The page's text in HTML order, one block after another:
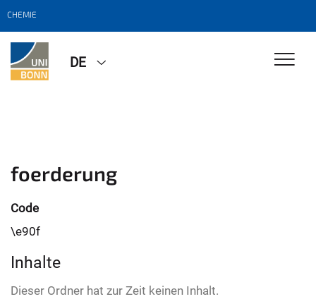
CHEMIE
DE
foerderung
Code
\e90f
Inhalte
Dieser Ordner hat zur Zeit keinen Inhalt.